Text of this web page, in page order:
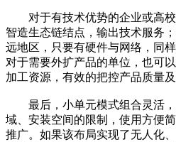
对于有技术优势的企业或高校
智造生态链结点，输出技术服务
远地区，只要有硬件与网络，同
对于需要外扩产品的单位，也可
加工资源，有效的把控产品质量
最后，小单元模式组合灵活，
域、安装空间的限制，使用方便
推广。如果该布局实现了无人化